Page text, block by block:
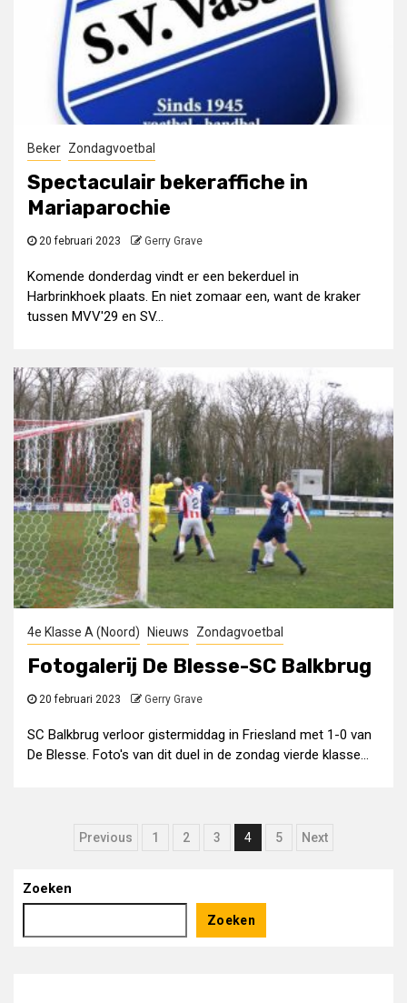
Beker Zondagvoetbal
Spectaculair bekeraffiche in
Mariaparochie
20 februari 2023 Gerry Grave
Komende donderdag vindt er een bekerduel in
Harbrinkhoek plaats. En niet zomaar een, want de kraker
tussen MVV'29 en SV...
4e Klasse A (Noord) Nieuws Zondagvoetbal
Fotogalerij De Blesse-SC Balkbrug
20 februari 2023 Gerry Grave
SC Balkbrug verloor gistermiddag in Friesland met 1-0 van
De Blesse. Foto's van dit duel in de zondag vierde klasse...
Berichten
Previous 1 2 3 4 5 Next
Zoeken
Zoeken